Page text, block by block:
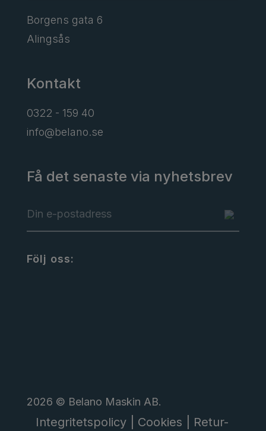
Borgens gata 6
Alingsås
Kontakt
0322 - 159 40
info@belano.se
Få det senaste via nyhetsbrev
Följ oss:
2026 © Belano Maskin AB.
Integritetspolicy | Cookies | Retur-